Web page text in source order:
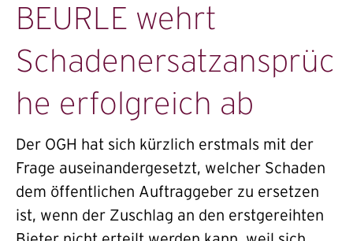
BEURLE wehrt
Schadenersatzansprüc
he erfolgreich ab
Der OGH hat sich kürzlich erstmals mit der
Frage auseinandergesetzt, welcher Schaden
dem öffentlichen Auftraggeber zu ersetzen
ist, wenn der Zuschlag an den erstgereihten